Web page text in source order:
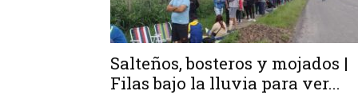
Salteños, bosteros y mojados |
Filas bajo la lluvia para ver...